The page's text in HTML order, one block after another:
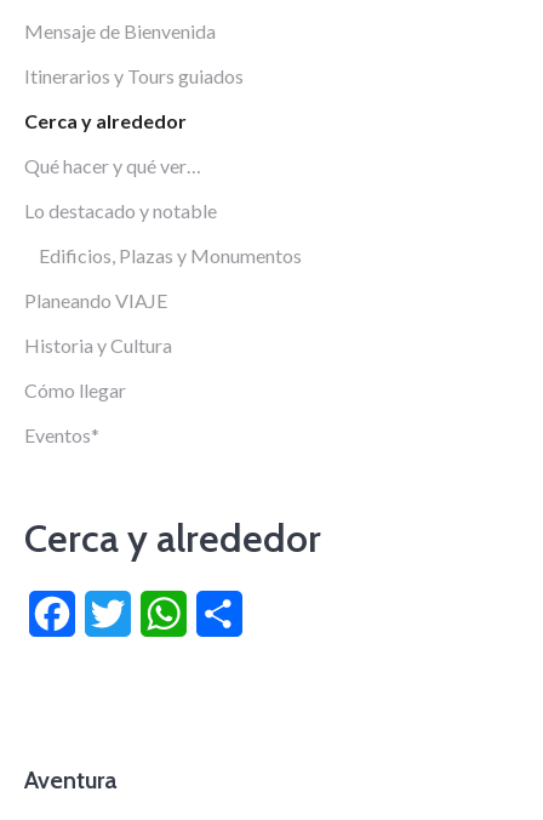
Mensaje de Bienvenida
Itinerarios y Tours guiados
Cerca y alrededor
Qué hacer y qué ver…
Lo destacado y notable
Edificios, Plazas y Monumentos
Planeando VIAJE
Historia y Cultura
Cómo llegar
Eventos*
Cerca y alrededor
FacebookTwitter WhatsApp
Aventura